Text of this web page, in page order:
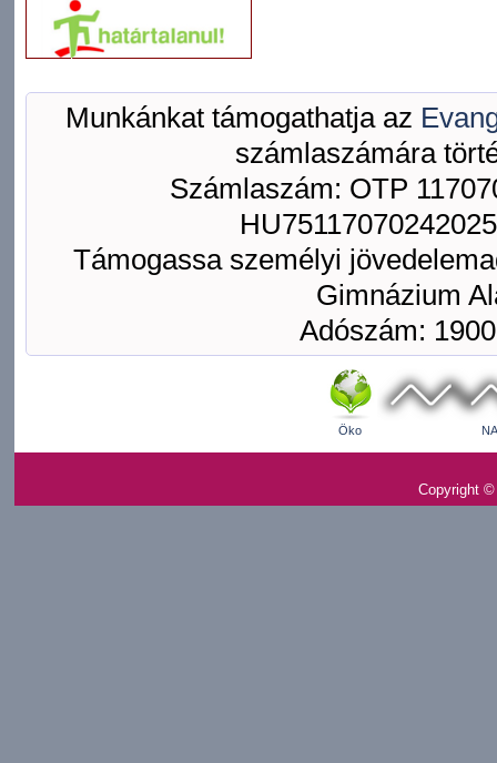
Munkánkat támogathatja az
számlaszámára
Számlaszám: OTP
Támogassa személyi
Gimnázium
Adószám:
Öko
Copyright